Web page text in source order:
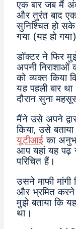
एक बार जब मैं
और तुरंत बाद एक
सुनिश्चित हो सके
गया (यह हो
डॉक्टर ने फिर
अपनी निराशाओं
को व्यक्त किया
यह पहली बार
दौरान सुना
मैंने उसे अपने
किया, उसे
यूटीआईका
आप यहां यह पढ़
परिचित हैं।
उसने माफी
और भ्रमित
मुझे बताया कि
था।